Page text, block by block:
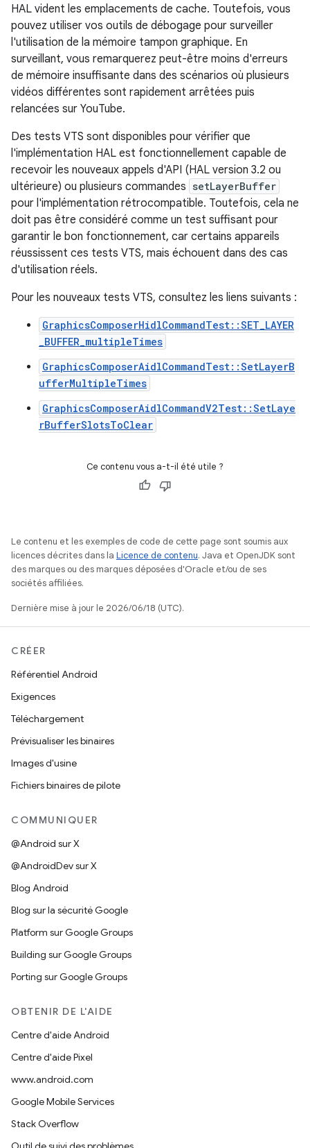
HAL vident les emplacements de cache. Toutefois, vous
pouvez utiliser vos outils de débogage pour surveiller
l'utilisation de la mémoire tampon graphique. En
surveillant, vous remarquerez peut-être moins d'erreurs
de mémoire insuffisante dans des scénarios où plusieurs
vidéos différentes sont rapidement arrêtées puis
relancées sur YouTube.
Des tests VTS sont disponibles pour vérifier que
l'implémentation HAL est fonctionnellement capable de
recevoir les nouveaux appels d'API (HAL version 3.2 ou
ultérieure) ou plusieurs commandes setLayerBuffer
pour l'implémentation rétrocompatible. Toutefois, cela ne
doit pas être considéré comme un test suffisant pour
garantir le bon fonctionnement, car certains appareils
réussissent ces tests VTS, mais échouent dans des cas
d'utilisation réels.
Pour les nouveaux tests VTS, consultez les liens suivants :
GraphicsComposerHidlCommandTest::SET_LAYER
_BUFFER_multipleTimes
GraphicsComposerAidlCommandTest::SetLayerB
ufferMultipleTimes
GraphicsComposerAidlCommandV2Test::SetLaye
rBufferSlotsToClear
Ce contenu vous a-t-il été utile ?
Le contenu et les exemples de code de cette page sont soumis aux
licences décrites dans la Licence de contenu. Java et OpenJDK sont
des marques ou des marques déposées d'Oracle et/ou de ses
sociétés affiliées.
Dernière mise à jour le 2026/06/18 (UTC).
CRÉER
Référentiel Android
Exigences
Téléchargement
Prévisualiser les binaires
Images d'usine
Fichiers binaires de pilote
COMMUNIQUER
@Android sur X
@AndroidDev sur X
Blog Android
Blog sur la sécurité Google
Platform sur Google Groups
Building sur Google Groups
Porting sur Google Groups
OBTENIR DE L'AIDE
Centre d'aide Android
Centre d'aide Pixel
www.android.com
Google Mobile Services
Stack Overflow